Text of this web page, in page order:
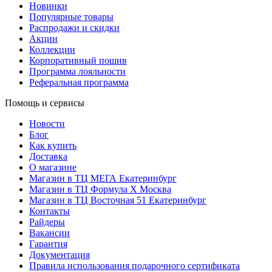
Новинки
Популярные товары
Распродажи и скидки
Акции
Коллекции
Корпоративный пошив
Программа лояльности
Реферальная программа
Помощь и сервисы
Новости
Блог
Как купить
Доставка
О магазине
Магазин в ТЦ МЕГА Екатеринбург
Магазин в ТЦ Формула X Москва
Магазин в ТЦ Восточная 51 Екатеринбург
Контакты
Райдеры
Вакансии
Гарантия
Документация
Правила использования подарочного сертификата